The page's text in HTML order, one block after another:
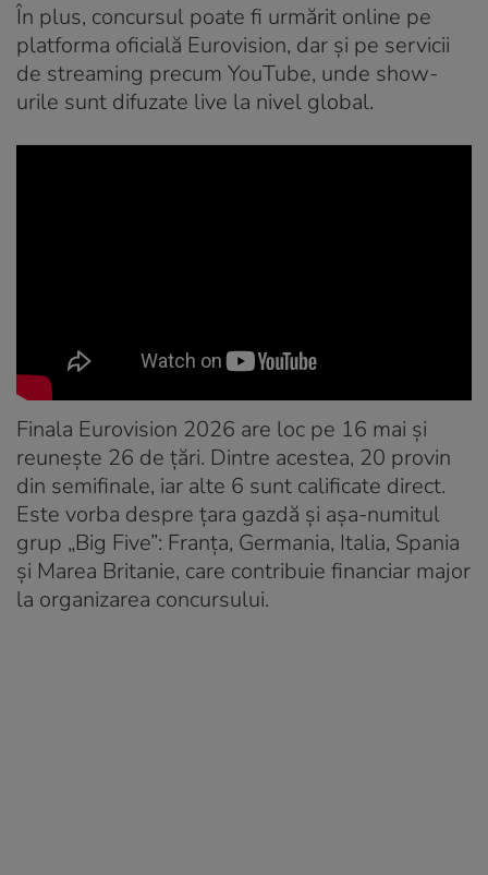
În plus, concursul poate fi urmărit online pe
platforma oficială Eurovision, dar și pe servicii
de streaming precum YouTube, unde show-
urile sunt difuzate live la nivel global.
Finala Eurovision 2026 are loc pe 16 mai și
reunește 26 de țări. Dintre acestea, 20 provin
din semifinale, iar alte 6 sunt calificate direct.
Este vorba despre țara gazdă și așa-numitul
grup „Big Five”: Franța, Germania, Italia, Spania
și Marea Britanie, care contribuie financiar major
la organizarea concursului.